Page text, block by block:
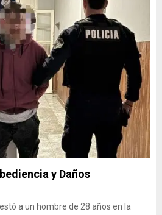
y Daños
a un hombre de 28 años en la